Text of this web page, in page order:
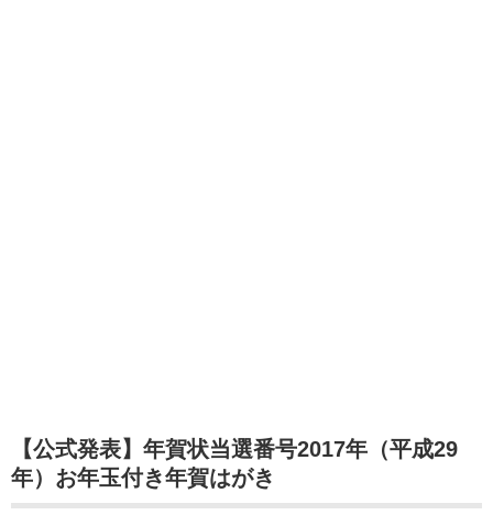
【公式発表】年賀状当選番号2017年（平成29
年）お年玉付き年賀はがき